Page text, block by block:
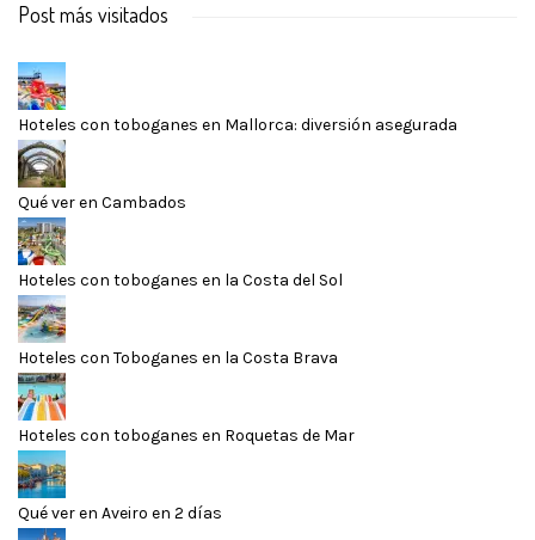
Post más visitados
Hoteles con toboganes en Mallorca: diversión asegurada
Qué ver en Cambados
Hoteles con toboganes en la Costa del Sol
Hoteles con Toboganes en la Costa Brava
Hoteles con toboganes en Roquetas de Mar
Qué ver en Aveiro en 2 días